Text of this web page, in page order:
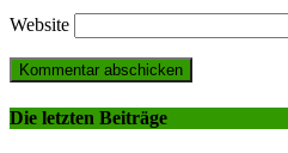
Website
Die letzten Beiträge